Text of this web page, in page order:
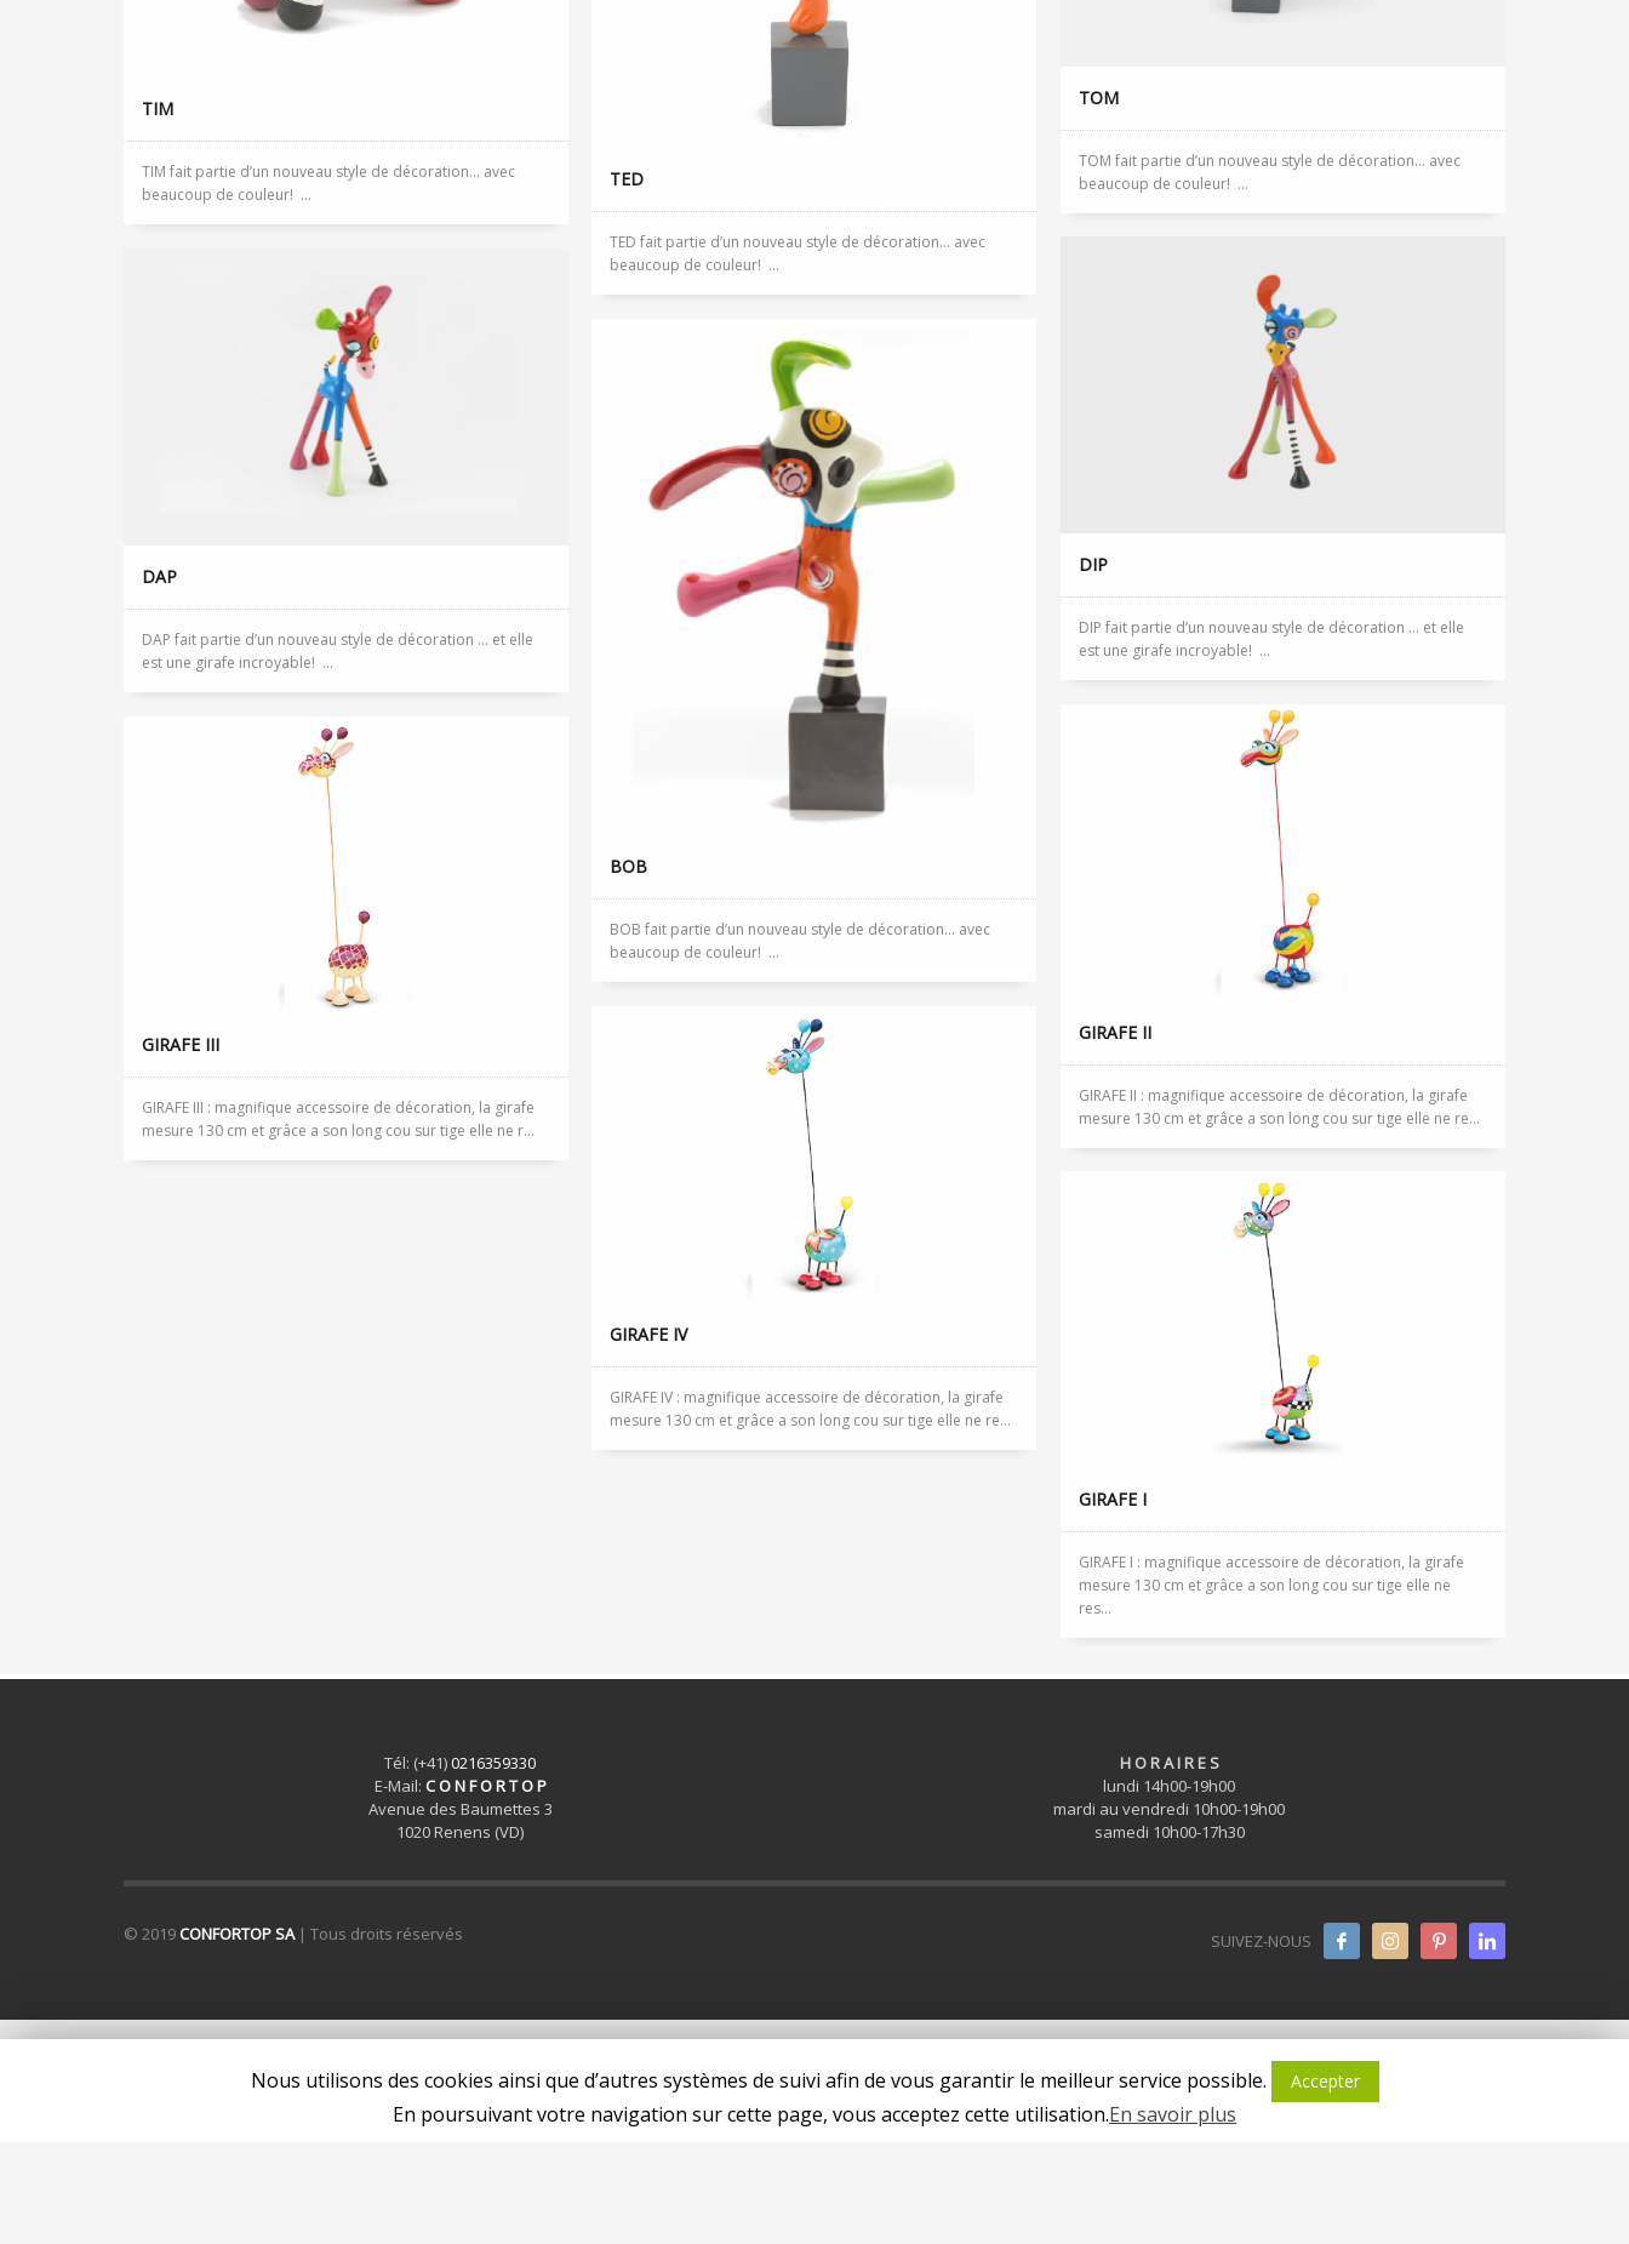
GIRAFE I
GIRAFE I : magnifique accessoire de décoration, la girafe
mesure 130 cm et grâce a son long cou sur tige elle ne
res...
GIRAFE IV
GIRAFE IV : magnifique accessoire de décoration, la girafe
mesure 130 cm et grâce a son long cou sur tige elle ne re...
GIRAFE III
GIRAFE III : magnifique accessoire de décoration, la girafe
mesure 130 cm et grâce a son long cou sur tige elle ne r...
GIRAFE II
GIRAFE II : magnifique accessoire de décoration, la girafe
mesure 130 cm et grâce a son long cou sur tige elle ne re...
BOB
BOB fait partie d’un nouveau style de décoration… avec
beaucoup de couleur! ...
DAP
DAP fait partie d’un nouveau style de décoration … et elle
est une girafe incroyable! ...
DIP
DIP fait partie d’un nouveau style de décoration … et elle
est une girafe incroyable! ...
TOM
TOM fait partie d’un nouveau style de décoration… avec
beaucoup de couleur! ...
TED
TED fait partie d’un nouveau style de décoration… avec
beaucoup de couleur! ...
TIM
TIM fait partie d’un nouveau style de décoration… avec
beaucoup de couleur! ...
Tél: (+41)0216359330
E-Mail: C O N F O R T O P
Avenue des Baumettes 3
1020 Renens (VD)
H O R A I R E S
lundi 14h00-19h00
mardi au vendredi 10h00-19h00
samedi 10h00-17h30
SUIVEZ-NOUS
© 2019 CONFORTOP SA| Tous droits réservés
Nous utilisons des cookies ainsi que d’autres systèmes de suivi afin de vous garantir le meilleur service possible. Accepter
En poursuivant votre navigation sur cette page, vous acceptez cette utilisation.En savoir plus